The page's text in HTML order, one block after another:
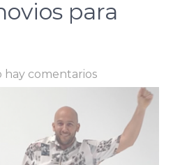
para
hay comentarios